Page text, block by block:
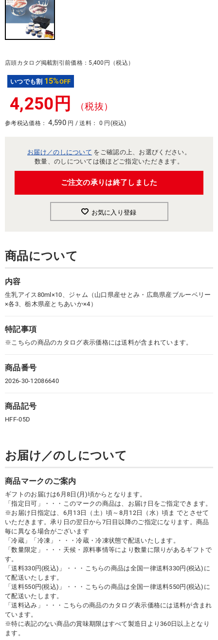
店頭カタログ掲載割引前価格：5,400円（税込）
いつでも割 15%OFF
4,250円 （税抜）
参考税込価格：4,590円 / 送料： 0 円(税込)
お届け／のしについて をご確認の上、お選びください。
数量、のしについては後ほどご指定いただきます。
ご注文の承りは終了しました
お気に入り登録
商品について
内容
生乳アイス80ml×10、ジャム（山口県産せとみ・広島県産ブルーベリー
×各3、栃木県産とちあいか×4）
特記事項
※こちらの商品のカタログ表示価格には送料が含まれています。
商品番号
2026-30-12086640
商品記号
HFF-05D
お届け／のしについて
商品マークのご案内
ギフトのお届けは6月8日(月)頃からとなります。
「指定日可」・・・このマークの商品は、お届け日をご指定できます。
※お届け日指定は、6月13日（土）頃～8月12日（水）頃ま でとさせて
いただきます。承り日の翌日から7日目以降のご指定になります。商品
毎に異なる場合がございます
「冷蔵」「冷凍」・・・冷蔵・冷凍状態で配送いたします。
「数量限定」・・・天候・原料事情等により数量に限りがあるギフトで
す。
「送料330円(税込)」・・・こちらの商品は全国一律送料330円(税込)に
て配送いたします。
「送料550円(税込)」・・・こちらの商品は全国一律送料550円(税込)に
て配送いたします。
「送料込み」・・・こちらの商品のカタログ表示価格には送料が含まれ
ています。
※特に表記のない商品の賞味期限はすべて製造日より360日以上となり
ます。